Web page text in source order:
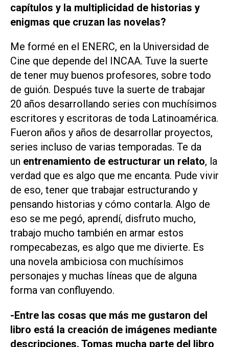
capítulos y la multiplicidad de historias y
enigmas que cruzan las novelas?
Me formé en el ENERC, en la Universidad de
Cine que depende del INCAA. Tuve la suerte
de tener muy buenos profesores, sobre todo
de guión. Después tuve la suerte de trabajar
20 años desarrollando series con muchísimos
escritores y escritoras de toda Latinoamérica.
Fueron años y años de desarrollar proyectos,
series incluso de varias temporadas. Te da
un entrenamiento de estructurar un relato, la
verdad que es algo que me encanta. Pude vivir
de eso, tener que trabajar estructurando y
pensando historias y cómo contarla. Algo de
eso se me pegó, aprendí, disfruto mucho,
trabajo mucho también en armar estos
rompecabezas, es algo que me divierte. Es
una novela ambiciosa con muchísimos
personajes y muchas líneas que de alguna
forma van confluyendo.
-Entre las cosas que más me gustaron del
libro está la creación de imágenes mediante
descripciones. Tomas mucha parte del libro